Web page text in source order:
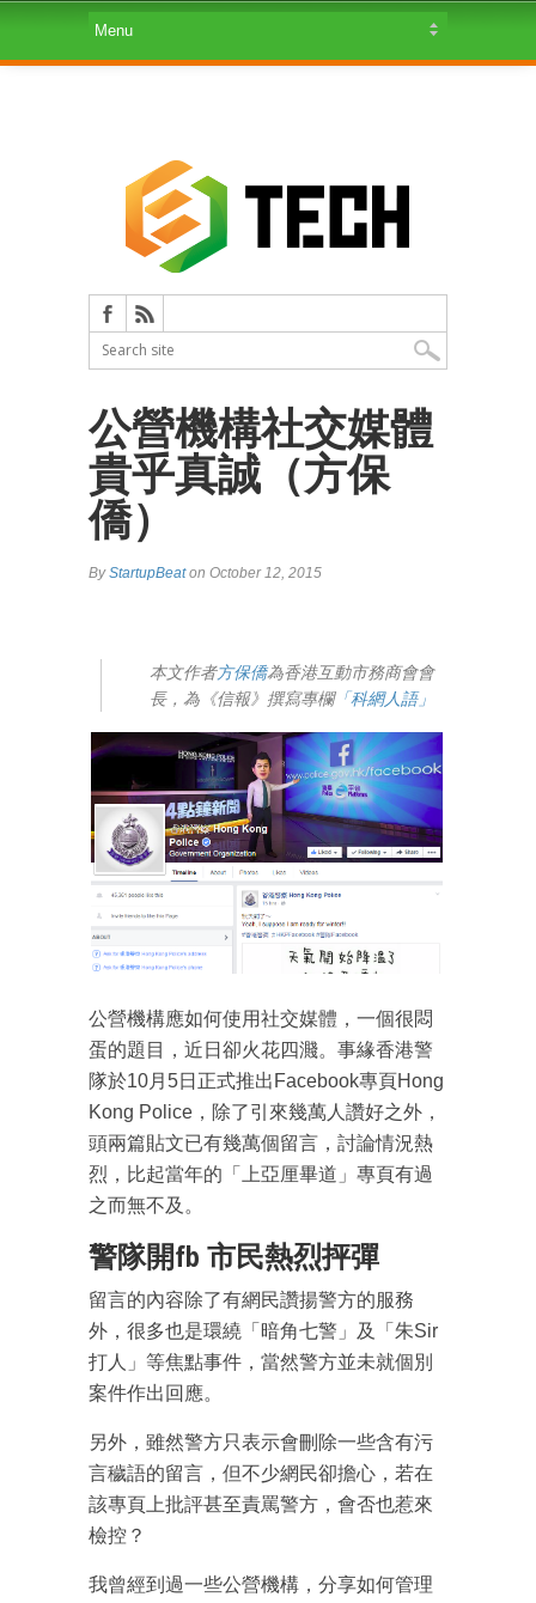
公營機構社交媒體
貴乎真誠（方保
僑）
ByStartupBeaton October 12, 2015
本文作者方保僑為香港互動市務商會會
長，為《信報》撰寫專欄「科網人語」
公營機構應如何使用社交媒體，一個很悶
蛋的題目，近日卻火花四濺。事緣香港警
隊於10月5日正式推出Facebook專頁Hong
Kong Police，除了引來幾萬人讚好之外，
頭兩篇貼文已有幾萬個留言，討論情況熱
烈，比起當年的「上亞厘畢道」專頁有過
之而無不及。
警隊開fb 市民熱烈抨彈
留言的內容除了有網民讚揚警方的服務
外，很多也是環繞「暗角七警」及「朱Sir
打人」等焦點事件，當然警方並未就個別
案件作出回應。
另外，雖然警方只表示會刪除一些含有污
言穢語的留言，但不少網民卻擔心，若在
該專頁上批評甚至責罵警方，會否也惹來
檢控？
我曾經到過一些公營機構，分享如何管理